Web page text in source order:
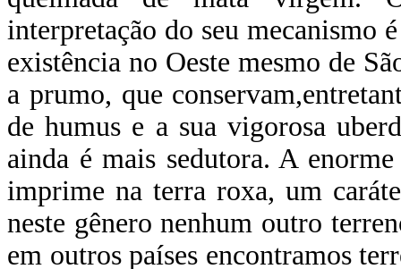
interpretação do seu mecanismo
existência no Oeste mesmo de
a prumo, que
de humus e a sua vigorosa
ainda é mais sedutora. A
imprime na terra roxa, um
neste gênero nenhum outro
em outros países encontramos